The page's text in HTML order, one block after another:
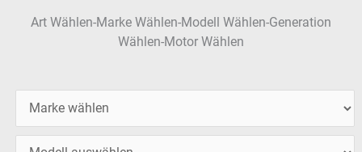
Art Wählen-Marke Wählen-Modell Wählen-Generation
Wählen-Motor Wählen